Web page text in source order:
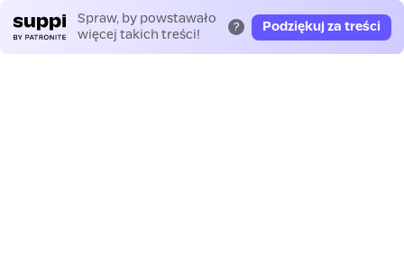
Spraw, by powstawało
więcej takich treści!
? Podziękuj za treści